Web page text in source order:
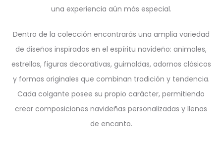
una experiencia aún más especial.
Dentro de la colección encontrarás una amplia variedad
de diseños inspirados en el espíritu navideño: animales,
estrellas, figuras decorativas, guirnaldas, adornos clásicos
y formas originales que combinan tradición y tendencia.
Cada colgante posee su propio carácter, permitiendo
crear composiciones navideñas personalizadas y llenas
de encanto.